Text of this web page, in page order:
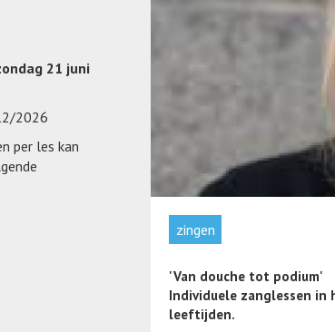
21 juni
2026
per les kan
zingen
'Van douche tot podium'
Individuele zanglessen in
leeftijden.